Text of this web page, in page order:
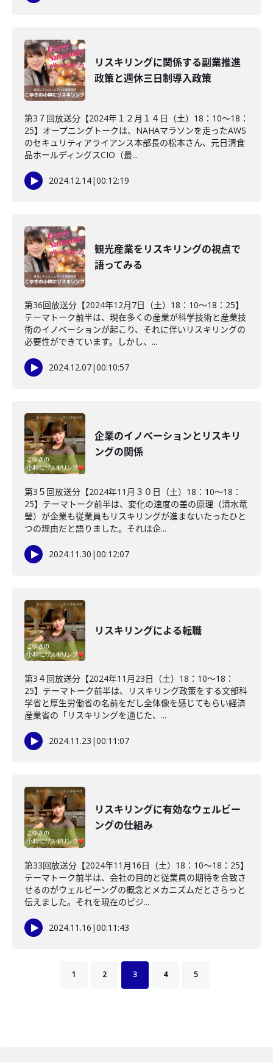
リスキリングに関係する副業推進
政策と週休三日制導入政策
第3７回放送分【2024年１２月１４日（土）18：10～18：
25】オープニングトークは、NAHAマラソンを走ったAWS
のセキュリティアライアンス本部長の松本さん、元日清食
品ホールディングスCIO（最...
2024.12.14|00:12:19
観光産業をリスキリングの視点で
語ってみる
第36回放送分【2024年12月7日（土）18：10～18：25】
テーマトーク前半は、現在多くの産業が科学技術と産業技
術のイノベーションが起こり、それに伴いリスキリングの
必要性ができています。しかし、...
2024.12.07|00:10:57
企業のイノベーションとリスキリ
ングの関係
第3５回放送分【2024年11月３０日（土）18：10～18：
25】テーマトーク前半は、変化の速度の差の原理（清水竜
瑩）が企業も従業員もリスキリングが進まないたったひと
つの理由だと語りました。それは企...
2024.11.30 |00:12:07
リスキリングによる転職
第3４回放送分【2024年11月23日（土）18：10～18：
25】テーマトーク前半は、リスキリング政策をする文部科
学省と厚生労働省の名前をだし全体像を感じてもらい経済
産業省の「リスキリングを通じた、...
2024.11.23 |00:11:07
リスキリングに有効なウェルビー
ングの仕組み
第33回放送分【2024年11月16日（土）18：10～18：25】
テーマトーク前半は、会社の目的と従業員の期待を合致さ
せるのがウェルビーングの概念とメカニズムだとさらっと
伝えました。それを現在のビジ...
2024.11.16 |00:11:43
1 2 3 4 5